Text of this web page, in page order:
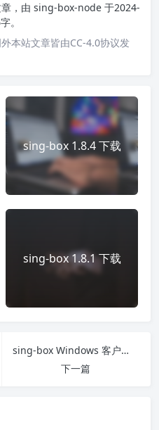
，由 sing-box-node 于2024-
。
本站文章皆由CC-4.0协议发
sing-box 1.8.4 下载
sing-box 1.8.1 下载
sing-box Windows 客户端使用教程（绵阿羊）
下一篇